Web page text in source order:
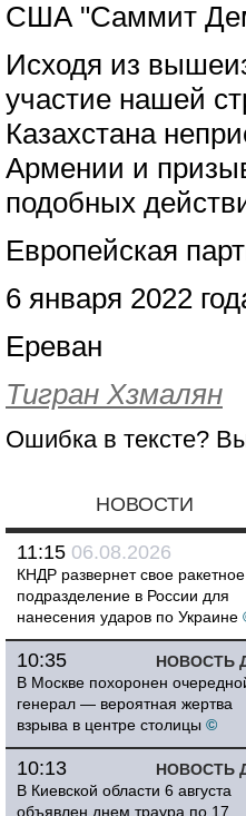
США "Саммит
Исходя из
участие нашей
Казахстана
Армении и
подобных
Европейская
6 января 2022
Ереван
Тигран Хзмалян
Ошибка в тексте?
НОВОСТИ
11:15 06.08.2026
КНДР развернет свое ракетное
подразделение в России для
нанесения ударов по Украине
НОВОСТЬ
10:35
В Москве похоронен
генерал — вероятная жертва
взрыва в центре столицы ©
НОВОСТЬ
10:13
В Киевской области 6 августа
объявлен днем траура по 17